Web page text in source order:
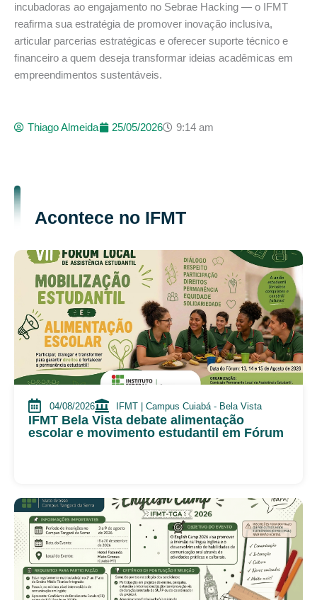
incubadoras ao engajamento no Sebrae Hacking — o IFMT
reafirma sua estratégia de promover inovação inclusiva,
articular parcerias estratégicas e oferecer suporte técnico e
financeiro a quem deseja transformar ideias acadêmicas em
empreendimentos sustentáveis.
Thiago Almeida 25/05/2026 9:14 am
Acontece no IFMT
04/08/2026 IFMT | Campus Cuiabá - Bela Vista
IFMT Bela Vista debate alimentação
escolar e movimento estudantil em Fórum